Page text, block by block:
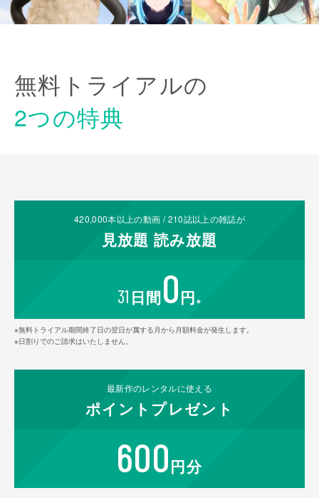
無料トライアルの
2つの特典
420,000本以上の動画 /210誌以上の雑誌が
見放題 読み放題
31 日間0円 ※
※無料トライアル期間終了日の翌日が属する月から月額料金が発生します。
※日割りでのご請求はいたしません。
最新作のレンタルに使える
ポイント プレゼント
600円分